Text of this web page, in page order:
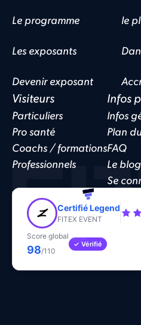
Le programme le
Les exposants
Devenir exposant
Visiteurs
Particuliers
Pro santé
Coachs / formations
Professionnels
Infos
Infos
Plan
FAQ
Le blog
Se
Website by
Certifié Legend
FITEX EVENT
Score global
98/110
✓ Vérifié